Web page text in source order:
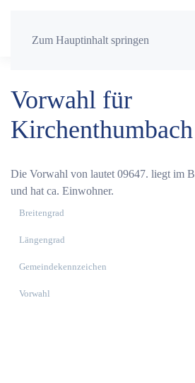
Zum Hauptinhalt springen
Vorwahl für
Die Vorwahl von lautet 09647. liegt im
und hat ca. Einwohner.
Breitengrad
Längengrad
Gemeindekennzeichen
Vorwahl